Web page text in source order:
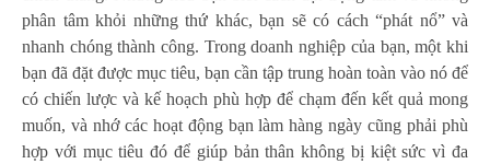
phân tâm khỏi những thứ khác, bạn sẽ có cách “phát nổ” và
nhanh chóng thành công. Trong doanh nghiệp của bạn, một khi
bạn đã đặt được mục tiêu, bạn cần tập trung hoàn toàn vào nó để
có chiến lược và kế hoạch phù hợp để chạm đến kết quả mong
muốn, và nhớ các hoạt động bạn làm hàng ngày cũng phải phù
hợp với mục tiêu đó để giúp bản thân không bị kiệt sức vì đa